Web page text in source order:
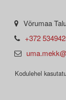
Võrumaa
+372
Kodulehel